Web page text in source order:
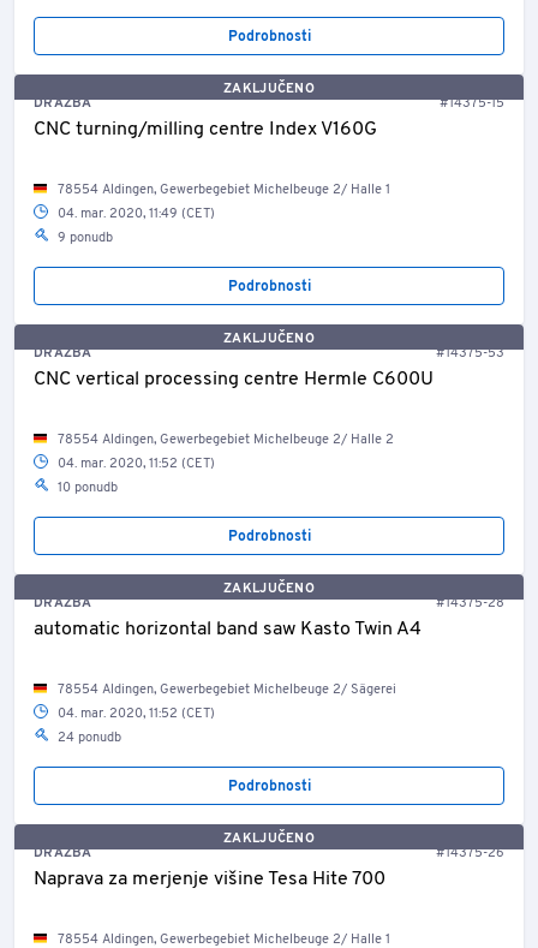
Podrobnosti
ZAKLJUČENO
DRAŽBA
#14375-15
CNC turning/milling centre Index V160G
78554 Aldingen, Gewerbegebiet Michelbeuge 2/ Halle 1
04. mar. 2020, 11:49 (CET)
9 ponudb
Podrobnosti
ZAKLJUČENO
DRAŽBA
#14375-53
CNC vertical processing centre Hermle C600U
78554 Aldingen, Gewerbegebiet Michelbeuge 2/ Halle 2
04. mar. 2020, 11:52 (CET)
10 ponudb
Podrobnosti
ZAKLJUČENO
DRAŽBA
#14375-28
automatic horizontal band saw Kasto Twin A4
78554 Aldingen, Gewerbegebiet Michelbeuge 2/ Sägerei
04. mar. 2020, 11:52 (CET)
24 ponudb
Podrobnosti
ZAKLJUČENO
DRAŽBA
#14375-26
Naprava za merjenje višine Tesa Hite 700
78554 Aldingen, Gewerbegebiet Michelbeuge 2/ Halle 1